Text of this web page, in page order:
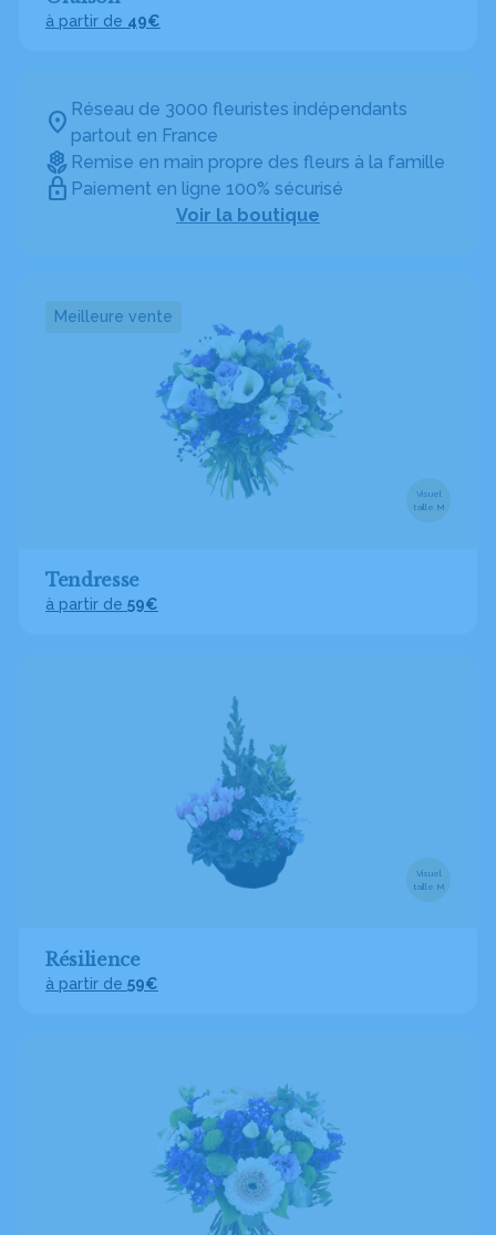
Réseau de 3000 fleuristes indépendants
partout en France
Remise en main propre des fleurs à la famille
Paiement en ligne 100% sécurisé
Voir la boutique
à partir de 49€
Meilleure vente
Visuel
taille M
Tendresse
à partir de 59€
Visuel
taille M
Résilience
à partir de 59€